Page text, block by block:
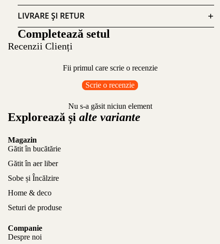
LIVRARE ȘI RETUR
Completează setul
Recenzii Clienți
Fii primul care scrie o recenzie
Scrie o recenzie
Nu s-a găsit niciun element
Explorează și alte variante
Magazin
Gătit în bucătărie
Gătit în aer liber
Sobe și Încălzire
Home & deco
Seturi de produse
Companie
Despre noi